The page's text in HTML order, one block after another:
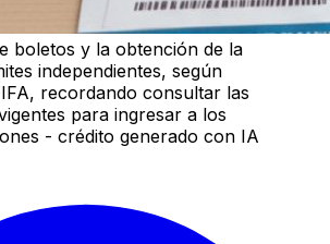
boletos y la obtención de la
independientes, según
recordando consultar las
para ingresar a los
- crédito generado con IA